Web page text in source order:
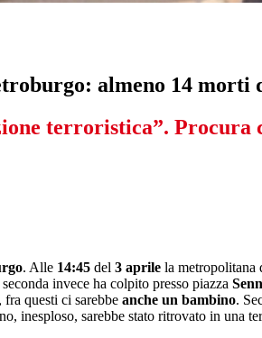
almeno 14 morti
terroristica”. Procura
. Alle 14:45 del 3 aprile la metropolitana
invece ha colpito presso piazza
fra questi ci sarebbe anche un bambino.
inesploso, sarebbe stato ritrovato in una